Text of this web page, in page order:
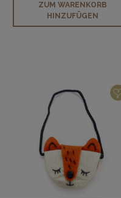
ZUM WARENKORB
HINZUFÜGEN